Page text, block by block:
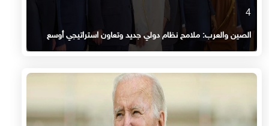
4
الصين والعرب: ملامح نظام دولي جديد وتعاون استراتيجي أوسع